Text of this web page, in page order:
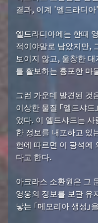
결과, 이계 '엘드라디
엘드라디아에는 한때
적이야말로 남았지만,
보이지 않고, 울창한
를 활보하는 흉포한 마
그런 가운데 발견된 것
이상한 물질 「엘드샤
었다. 이 엘드샤드는
한 정보를 내포하고 있
헌에 따르면 이 광석에
다고 한다.
아크라스 소환원은 그
영웅의 정보를 보관 유
낳는 「메모리아 생성」